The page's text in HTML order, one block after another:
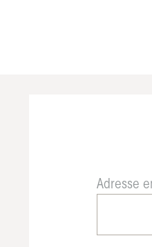
Adresse